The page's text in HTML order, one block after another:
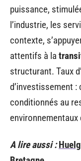
puissance,
l’industrie, les
contexte,
attentifs à la
structurant. Taux
d’investissement
conditionnés au
A lire aussi :